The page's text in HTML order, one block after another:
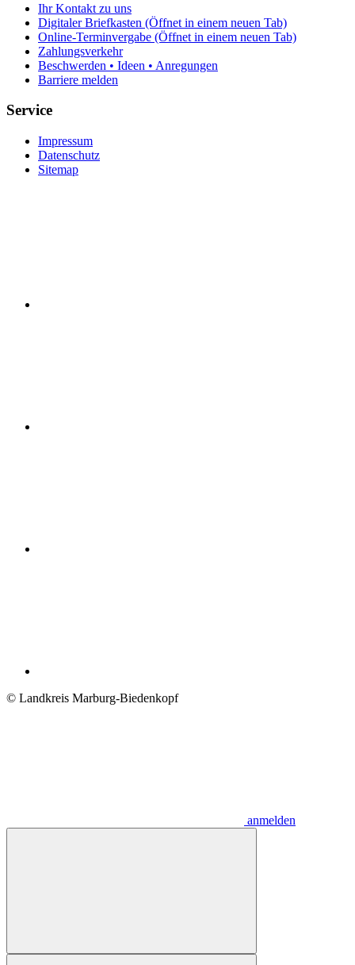
Ihr Kontakt zu uns
Digitaler Briefkasten (Öffnet in einem neuen Tab)
Online-Terminvergabe (Öffnet in einem neuen Tab)
Zahlungsverkehr
Beschwerden • Ideen • Anregungen
Barriere melden
Service
Impressum
Datenschutz
Sitemap
© Landkreis Marburg-Biedenkopf
anmelden